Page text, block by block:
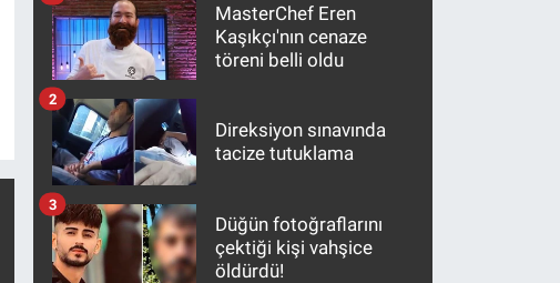
MasterChef Eren
Kaşıkçı'nın cenaze
töreni belli oldu
Direksiyon sınavında
tacize tutuklama
2
Düğün fotoğraflarını
çektiği kişi vahşice
öldürdü!
3